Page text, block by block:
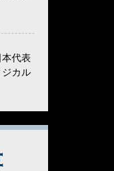
代表
カル